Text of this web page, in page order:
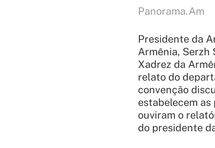
Panorama.Am
Presidente da
Armênia, Serzh
Xadrez da
relato do
convenção
estabelecem
ouviram o
do presidente